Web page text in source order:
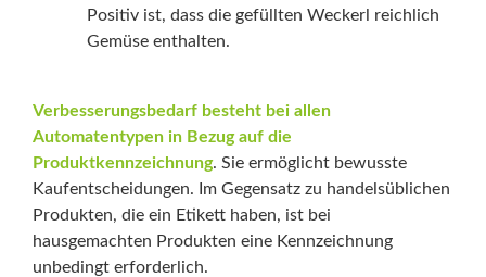
Positiv ist, dass die gefüllten Weckerl reichlich
Gemüse enthalten.
Verbesserungsbedarf besteht bei allen
Automatentypen in Bezug auf die
Produktkennzeichnung. Sie ermöglicht bewusste
Kaufentscheidungen. Im Gegensatz zu handelsüblichen
Produkten, die ein Etikett haben, ist bei
hausgemachten Produkten eine Kennzeichnung
unbedingt erforderlich.